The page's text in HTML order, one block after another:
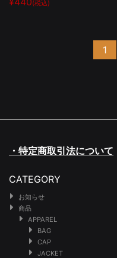
(税込)
1
・特定商取引法について
CATEGORY
お知らせ
商品
APPAREL
BAG
CAP
JACKET